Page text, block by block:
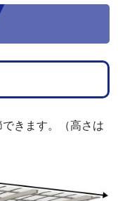
きます。（高さは